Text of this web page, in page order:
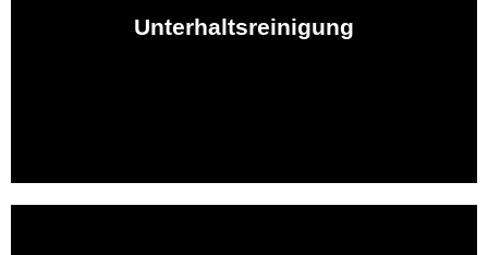
Unterhaltsreinigung
Staubwischen und der Bodenreinigung über die
Fenster- und Türreinigung bis hin zur hygienischen